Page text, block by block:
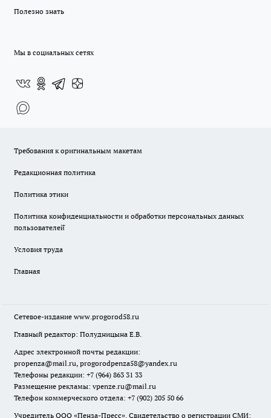
Полезно знать
Мы в социальных сетях
Требования к оригинальным макетам
Редакционная политика
Политика этики
Политика конфиденциальности и обработки персональных данных
пользователей̆
Условия труда
Главная
Сетевое-издание www.progorod58.ru
Главный редактор: Полудницына Е.В.
Адрес электронной почты редакции:
propenza@mail.ru, progorodpenza58@yandex.ru
Телефоны редакции: +7 (964) 863 31 33
Размещение рекламы: vpenze.ru@mail.ru
Телефон коммерческого отдела: +7 (902) 205 50 66
Учредитель ООО «Пенза-Пресс». Свидетельство о регистрации СМИ: